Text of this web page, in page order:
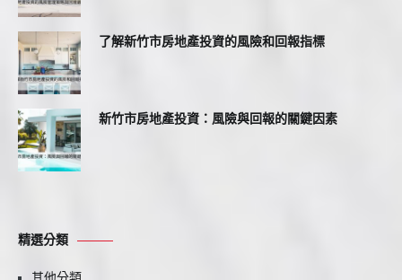
了解新竹市房地產投資的風險和回報指標
新竹市房地產投資：風險與回報的關鍵因素
精選分類